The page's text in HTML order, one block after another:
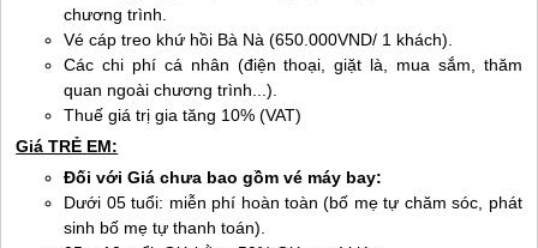
chương trình.
Vé cáp treo khứ hồi Bà Nà (650.000VND/ 1 khách).
Các chi phí cá nhân (điện thoại, giặt là, mua sắm, thăm
quan ngoài chương trình...).
Thuế giá trị gia tăng 10% (VAT)
Giá TRẺ EM:
Đối với Giá chưa bao gồm vé máy bay:
Dưới 05 tuổi: miễn phí hoàn toàn (bố mẹ tự chăm sóc, phát
sinh bố mẹ tự thanh toán).